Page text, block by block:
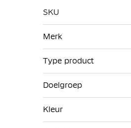
SKU
informatie
Merk
Type product
Doelgroep
Kleur